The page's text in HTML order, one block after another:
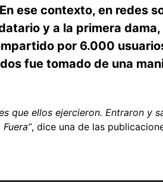
ese contexto, en redes
y a la primera
por 6.000
fue tomado de una
que ellos ejercieron. Entraron y
, dice una de las